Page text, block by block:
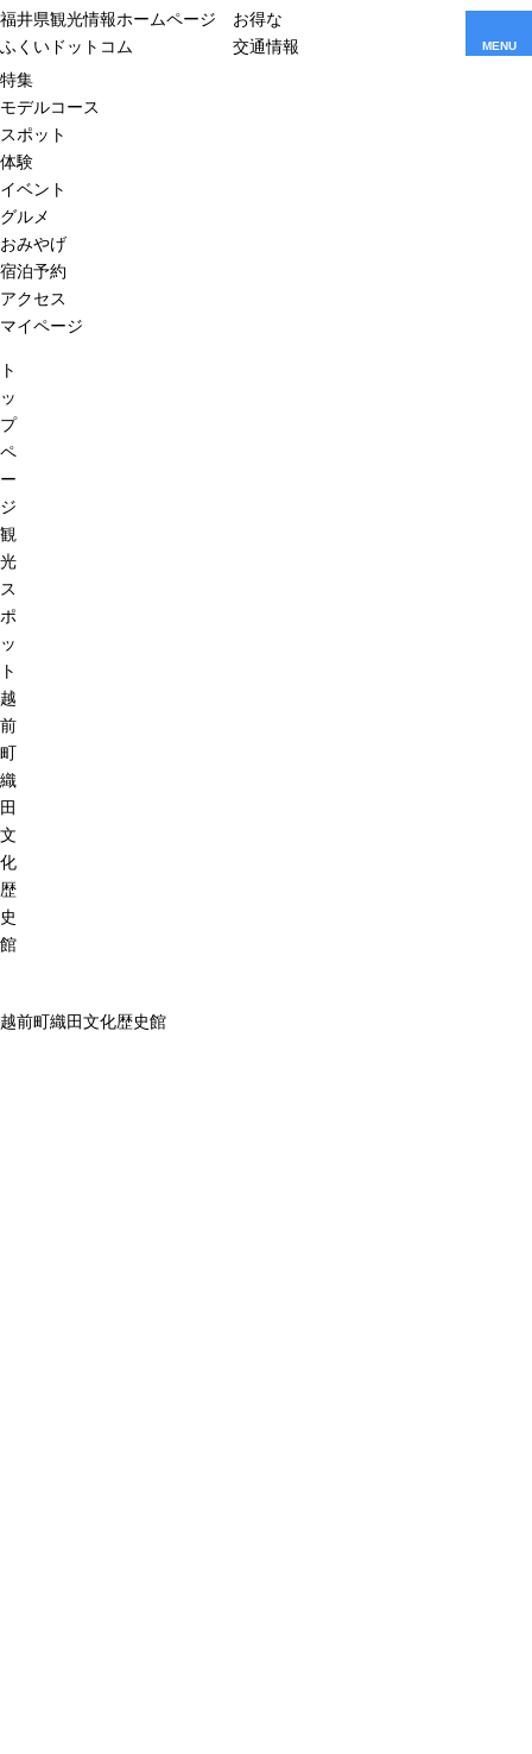
福井県観光情報ホームページ
ふくいドットコム
お得な
交通情報
MENU
特集
モデルコース
スポット
体験
イベント
グルメ
おみやげ
宿泊予約
アクセス
マイページ
ト
ッ
プ
ペ
ー
ジ
観
光
ス
ポ
ッ
ト
越
前
町
織
田
文
化
歴
史
館
越前町織田文化歴史館